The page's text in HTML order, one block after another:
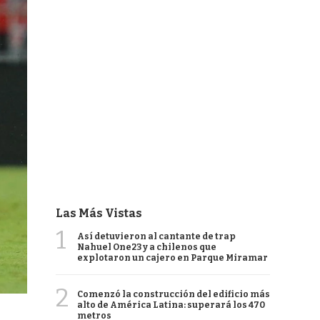
Las Más Vistas
1
Así detuvieron al cantante de trap
Nahuel One23 y a chilenos que
explotaron un cajero en Parque Miramar
2
Comenzó la construcción del edificio más
alto de América Latina: superará los 470
metros